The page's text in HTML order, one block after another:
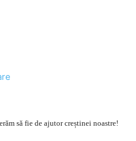
să fie de ajutor creștinei noastre!